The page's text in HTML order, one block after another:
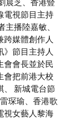
電視節目主持
播陸嘉敏、
跨媒體創作人
》節目主持人
會會長並於民
會把前港大校
新城電台節
琛瑜、香港歌
視女藝人黎海